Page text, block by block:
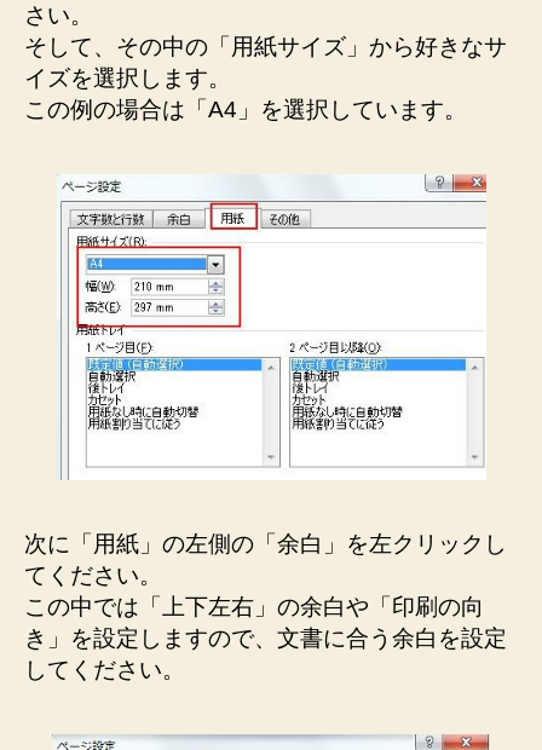
さい。
そして、その中の「用紙サイズ」から好きなサ
イズを選択します。
この例の場合は「A4」を選択しています。
次に「用紙」の左側の「余白」を左クリックし
てください。
この中では「上下左右」の余白や「印刷の向
き」を設定しますので、文書に合う余白を設定
してください。